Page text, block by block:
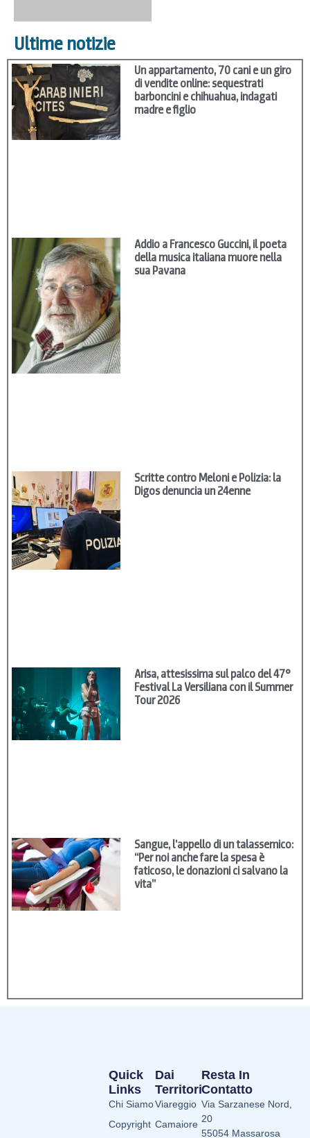
Ultime notizie
Un appartamento, 70 cani e un giro
di vendite online: sequestrati
barboncini e chihuahua, indagati
madre e figlio
Addio a Francesco Guccini, il poeta
della musica italiana muore nella
sua Pavana
Scritte contro Meloni e Polizia: la
Digos denuncia un 24enne
Arisa, attesissima sul palco del 47°
Festival La Versiliana con il Summer
Tour 2026
Sangue, l’appello di un talassemico:
“Per noi anche fare la spesa è
faticoso, le donazioni ci salvano la
vita”
Dai
Territori
Viareggio
Camaiore
Quick
Links
Chi Siamo
Copyright
Resta In
Contatto
Via Sarzanese Nord,
20
55054 Massarosa